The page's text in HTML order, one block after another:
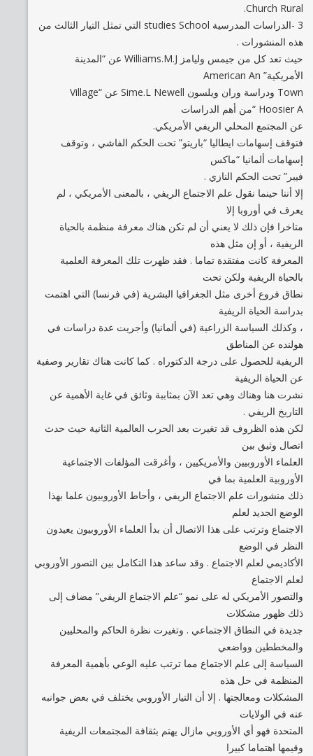
Church Rural.
3 -الدراسات المدرسية studies School التي تمثل التيار الثالث من
هذه المنشورات .
حيث تعد كل من جيمس وليامز Williams.M.J عن “المدينة
الأمريكية” American An
Town ودراسة وران ويلسون Sime.L Newell عن “Village
Hoosier A “من أهم الدراسات
عن المجتمع المحلي الريفي الأمريكي.
فتوقف إسهامات ايطاليا “باريتو” تحت الحكم الفاشي ، وتوقف
إسهامات ألمانيا “ماكس
فيبر” تحت الحكم النازي .
إلا أننا حينما نقول علم الاجتماع الريفي ، بالمعنى الأمريكي ، لم
يعرف في أوروبا إلا
متاخرا فإن ذلك لا يعني أن لم تكن هناك معرفة منظمة بالحياة
الريفية ، أو إن مثل هذه
المعرفة كانت مفتقدة تماما . فقد ظهرت تلك المعرفة العلمية
بالحياة الريفية ولكن تحت
نطاق فروع أخرى مثل الجغرافيا البشرية (في فرنسا) التي اهتمت
بدراسة الحياة الريفية
، وكذلك السياسة الزراعية (في ألمانيا) وأجريت عدة دراسات في
هولنده عن المناطق
الريفية للحصول على درجة الدكتوراه . كما كانت هناك تقارير وصفية
عن الحياة الريفية
نشرت هنا وهناك وهي تعد الآن بمثاببة وثائق في غاية الأهمية عن
التاريخ الريفي .
لكن هذه الظروف قد تغيرت بعد الحرب العالمية الثانية حيث حدث
اتصال وثيق بين
العلماء الأوروبيين والأمريكيين ، وأغرقت المؤلفات الاجتماعية
الأوروبية العلمية بما في
ذلك منشورات علم الاجتماع الريفي ، وأحاط الأوروبيون علما بهذا
الوضع الجديد لعلم
الاجتماع وترتب على هذا الاتصال أن بدأ العلماء الأوروبيون يعيدون
النظر في الوضع
الأكاديمي لعلم الاجتماع . وقد ساعد هذا التكامل بين التصور الأوروبي
لعلم الاجتماع
والتصور الأمريكي له على نمو “علم الاجتماع الريفي” مضاف إلى
ذلك ظهور مشكلات
جديدة في النطاق الاجتماعي . وتغيرت نظرة الحاكم والمحليين
والمخططين وواضعي
السياسة إلى علم الاجتماع مما ترتب عليه الوعي بأهمية المعرفة
المنظمة في حل هذه
المشكلات ومعالجتها . إلا أن التيار الأوروبي يختلف في بعض جوانبه
عنه في الولايات
المتحدة فهو أي الأوروبي مازال يهتم بثقافة المجتمعات الريفية
وقيمها اهتماما كبيرا